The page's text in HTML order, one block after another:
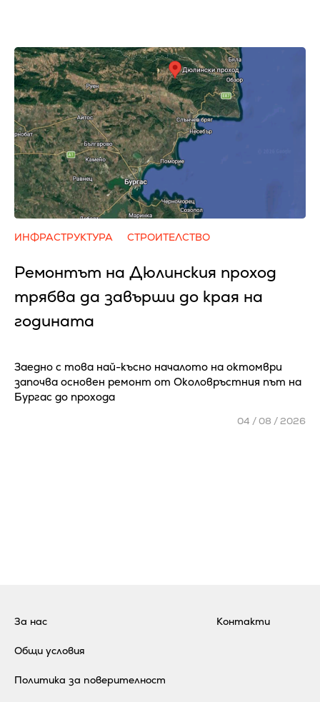
ИНФРАСТРУКТУРА СТРОИТЕЛСТВО
Ремонтът на Дюлинския проход
трябва да завърши до края на
годината
Заедно с това най-късно началото на октомври
започва основен ремонт от Околовръстния път на
Бургас до прохода
04 / 08 / 2026
За нас
Общи условия
Политика за поверителност
Контакти